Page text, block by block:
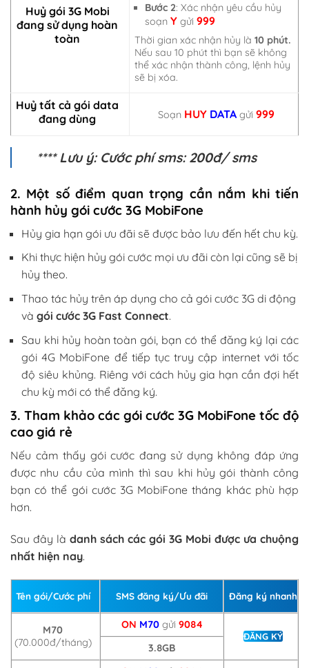
Huỷ gói 3G Mobi
đang sử dụng hoàn
toàn
Bước 2: Xác nhận yêu cầu hủy
soạn Y gửi 999
Thời gian xác nhận hủy là10 phút.
Nếu sau 10 phút thì bạn sẽ không
thể xác nhận thành công, lệnh hủy
sẽ bị xóa.
Huỷ tất cả gói data
đang dùng
Soạn HUY DATAgửi999
**** Lưu ý: Cước phí sms: 200đ/ sms
2. Một số điểm quan trọng cần nắm khi tiến
hành hủy gói cước 3G MobiFone
Hủy gia hạn gói ưu đãi sẽ được bảo lưu đến hết chu kỳ.
Khi thực hiện hủy gói cước mọi ưu đãi còn lại cũng sẽ bị
hủy theo.
Thao tác hủy trên áp dụng cho cả gói cước 3G di động
và gói cước 3G Fast Connect.
Sau khi hủy hoàn toàn gói, bạn có thể đăng ký lại các
gói 4G MobiFone để tiếp tục truy cập internet với tốc
độ siêu khủng. Riêng với cách hủy gia hạn cần đợi hết
chu kỳ mới có thể đăng ký.
3. Tham khảo các gói cước 3G MobiFone tốc độ
cao giá rẻ
Nếu cảm thấy gói cước đang sử dụng không đáp ứng
được nhu cầu của mình thì sau khi hủy gói thành công
bạn có thể gói cước 3G MobiFone tháng khác phù hợp
hơn.
Sau đây là danh sách các gói 3G Mobi được ưa chuộng
nhất hiện nay.
Tên gói/Cước phí SMS đăng ký/Ưu đãi Đăng ký nhanh
M70
(70.000đ/tháng)
ON M70gửi 9084
ĐĂNG KÝ
3.8GB